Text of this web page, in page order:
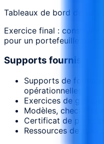
Tableaux de bord de
Exercice final : construire
pour un portefeuille d’actifs
Supports fournis
Supports de
opérationnelles
Exercices de
Modèles, checklists
Certificat de
Ressources de suivi